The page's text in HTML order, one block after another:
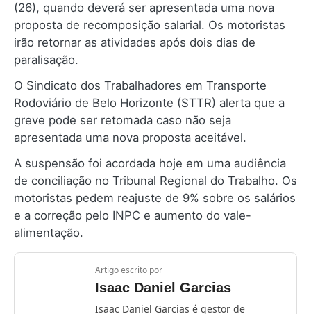
(26), quando deverá ser apresentada uma nova
proposta de recomposição salarial. Os motoristas
irão retornar as atividades após dois dias de
paralisação.
O Sindicato dos Trabalhadores em Transporte
Rodoviário de Belo Horizonte (STTR) alerta que a
greve pode ser retomada caso não seja
apresentada uma nova proposta aceitável.
A suspensão foi acordada hoje em uma audiência
de conciliação no Tribunal Regional do Trabalho. Os
motoristas pedem reajuste de 9% sobre os salários
e a correção pelo INPC e aumento do vale-
alimentação.
Artigo escrito por
Isaac Daniel Garcias
Isaac Daniel Garcias é gestor de